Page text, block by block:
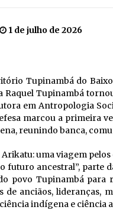
1 de julho de 2026
Tupinambá do
Raquel Tupinambá
em Antropologia
marcou a primeira
reunindo banca,
uma viagem
futuro ancestral”, parte
povo Tupinambá para
anciãos, lideranças,
indígena e ciência